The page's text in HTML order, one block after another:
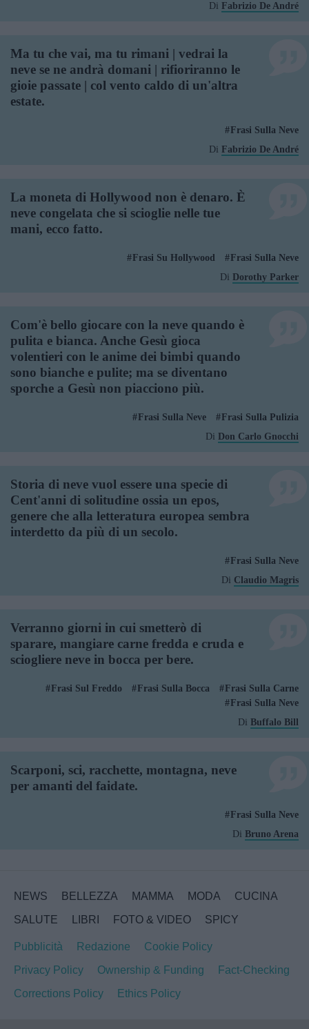
Di Fabrizio De André
Ma tu che vai, ma tu rimani | vedrai la
neve se ne andrà domani | rifioriranno le
gioie passate | col vento caldo di un'altra
estate.
Frasi Sulla Neve
Di Fabrizio De André
La moneta di Hollywood non è denaro. È
neve congelata che si scioglie nelle tue
mani, ecco fatto.
Frasi Su Hollywood
Frasi Sulla Neve
Di Dorothy Parker
Com'è bello giocare con la neve quando è
pulita e bianca. Anche Gesù gioca
volentieri con le anime dei bimbi quando
sono bianche e pulite; ma se diventano
sporche a Gesù non piacciono più.
Frasi Sulla Neve
Frasi Sulla Pulizia
Di Don Carlo Gnocchi
Storia di neve vuol essere una specie di
Cent'anni di solitudine ossia un epos,
genere che alla letteratura europea sembra
interdetto da più di un secolo.
Frasi Sulla Neve
Di Claudio Magris
Verranno giorni in cui smetterò di
sparare, mangiare carne fredda e cruda e
sciogliere neve in bocca per bere.
Frasi Sul Freddo Frasi Sulla Bocca
Frasi Sulla Carne
Frasi Sulla Neve
Di Buffalo Bill
Scarponi, sci, racchette, montagna, neve
per amanti del faidate.
Frasi Sulla Neve
Di Bruno Arena
NEWS BELLEZZA MAMMA MODA
CUCINA
SALUTE
LIBRI FOTO & VIDEO SPICY
Pubblicità Redazione
Cookie Policy
Privacy Policy
Ownership & Funding
Fact-Checking
Corrections Policy
Ethics Policy